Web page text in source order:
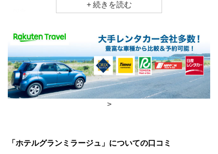
レストラン
夕食 レストラン
チェックイン・チェックアウト時間
チェックイン 15:00(最終チェックイン：24:00)
チェックアウ
11:00
>
「ホテルグランミラージュ」についての口コミ